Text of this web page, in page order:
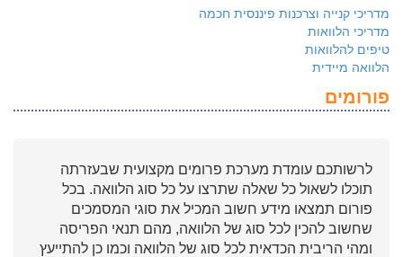
מדריכי קנייה וצרכנות פיננסית חכמה
מדריכי הלוואות
טיפים להלוואות
הלוואה מיידית
פורומים
לרשותכם עומדת מערכת פרומים מקצועית שבעזרתה
תוכלו לשאול כל שאלה שתרצו על כל סוג הלוואה. בכל
פורום תמצאו מידע חשוב המכיל את סוגי המסמכים
שחשוב להכין לכל סוג של הלוואה, מהם תנאי הפריסה
ומהי הריבית הכדאית לכל סוג של הלוואה וכמו כן להתייעץ